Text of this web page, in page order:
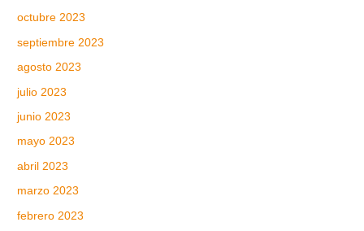
octubre 2023
septiembre 2023
agosto 2023
julio 2023
junio 2023
mayo 2023
abril 2023
marzo 2023
febrero 2023